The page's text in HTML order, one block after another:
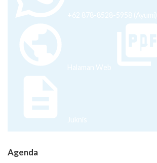
+62 878-8528-5958 (Ayumi)
Halaman Web
Juknis
Agenda